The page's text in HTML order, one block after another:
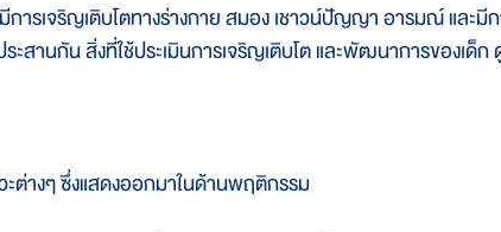
เจริญเติบโตทางร่างกาย สมอง เชาวน์ปัญญา อารมณ์ และมี
านกัน สิ่งที่ใช้ประเมินการเจริญเติบโต และพัฒนาการของเด็ก
างๆ ซึ่งแสดงออกมาในด้านพฤติกรรม